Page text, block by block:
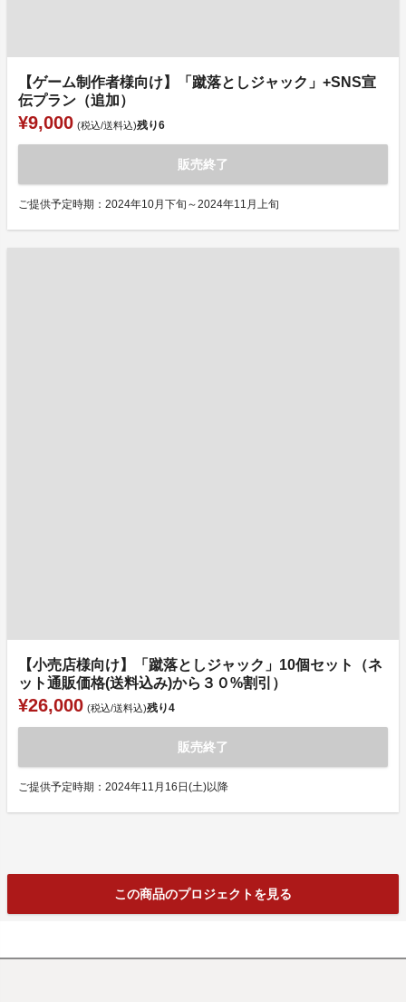
【ゲーム制作者様向け】「蹴落としジャック」+SNS宣
伝プラン（追加）
¥9,000 (税込/送料込)残り6
販売終了
ご提供予定時期：2024年10月下旬～2024年11月上旬
【小売店様向け】「蹴落としジャック」10個セット（ネ
ット通販価格(送料込み)から３０%割引）
¥26,000 (税込/送料込)残り4
販売終了
ご提供予定時期：2024年11月16日(土)以降
この商品のプロジェクトを見る